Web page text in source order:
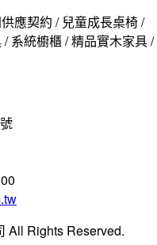
應契約 / 兒童成長桌椅 /
系統櫥櫃 / 精品實木家具 /
All Rights Reserved.